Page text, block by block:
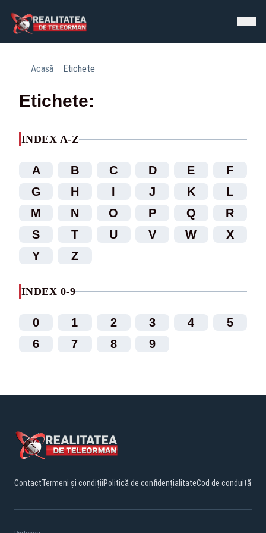
Acasă Etichete
Etichete:
INDEX A-Z
A B C D E
F
G
H I J K
L
M
N O P Q
R
S
T U V W
X
Y
Z
INDEX 0-9
0 1 2 3 4
5
6
7 8 9
ContactTermeni și condițiiPolitică de confidențialitateCod de conduită